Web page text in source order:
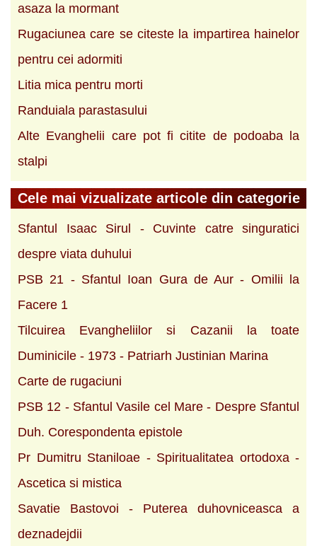
asaza la mormant
Rugaciunea care se citeste la impartirea hainelor
pentru cei adormiti
Litia mica pentru morti
Randuiala parastasului
Alte Evanghelii care pot fi citite de podoaba la
stalpi
Cele mai vizualizate articole din categorie
Sfantul Isaac Sirul - Cuvinte catre singuratici
despre viata duhului
PSB 21 - Sfantul Ioan Gura de Aur - Omilii la
Facere 1
Tilcuirea Evangheliilor si Cazanii la toate
Duminicile - 1973 - Patriarh Justinian Marina
Carte de rugaciuni
PSB 12 - Sfantul Vasile cel Mare - Despre Sfantul
Duh. Corespondenta epistole
Pr Dumitru Staniloae - Spiritualitatea ortodoxa -
Ascetica si mistica
Savatie Bastovoi - Puterea duhovniceasca a
deznadejdii